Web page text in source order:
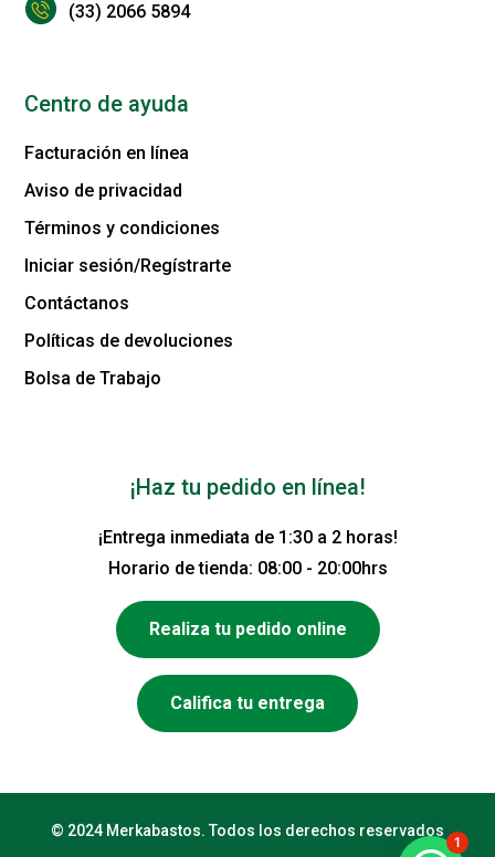
(33) 2066 5894
Centro de ayuda
Facturación en línea
Aviso de privacidad
Términos y condiciones
Iniciar sesión/Regístrarte
Contáctanos
Políticas de devoluciones
Bolsa de Trabajo
¡Haz tu pedido en línea!
¡Entrega inmediata de 1:30 a 2 horas!
Horario de tienda: 08:00 - 20:00hrs
Realiza tu pedido online
Califica tu entrega
© 2024 Merkabastos. Todos los derechos reservados
1